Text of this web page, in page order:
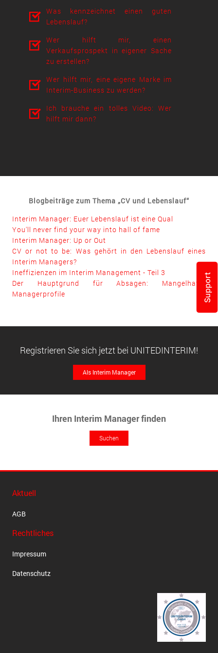
Was kennzeichnet einen guten
Lebenslauf?
Wer hilft mir, einen
Verkaufsprospekt in eigener Sache
zu erstellen?
Wer hilft mir, eine eigene Marke im
Interim-Business zu werden?
Ich brauche ein tolles Video: Wer
hilft mir dann?
Blogbeiträge zum Thema „CV und Lebenslauf“
Interim Manager: Euer Lebenslauf ist eine Qual
You'll never find your way into hall of fame
Interim Manager: Up or Out
CV or not to be: Was gehört in den Lebenslauf eines
Interim Managers?
Ineffizienzen im Interim Management - Teil 3
Der Hauptgrund für Absagen: Mangelhafte
Managerprofile
Registrieren Sie sich jetzt bei UNITEDINTERIM!
Ihren Interim Manager finden
Aktuell
AGB
Rechtliches
Impressum
Datenschutz
Support